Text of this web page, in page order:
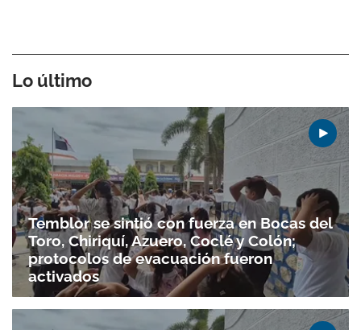
Lo último
Temblor se sintió con fuerza en Bocas del
Toro, Chiriquí, Azuero, Coclé y Colón;
protocolos de evacuación fueron
activados